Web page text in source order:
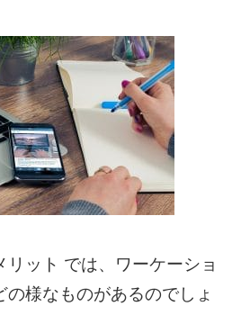
リット では、ワーケーショ
の様なものがあるのでしょ